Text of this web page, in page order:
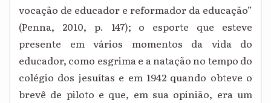
vocação de educador e reformador da educação”
(Penna, 2010, p. 147); o esporte que esteve
presente em vários momentos da vida do
educador, como esgrima e a natação no tempo do
colégio dos jesuítas e em 1942 quando obteve o
brevê de piloto e que, em sua opinião, era um